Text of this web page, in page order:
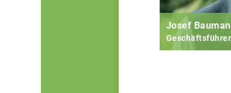
Josef
Geschäftsführer